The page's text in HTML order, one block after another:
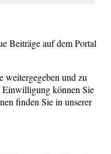
Beiträge auf dem Portal
und zu
Einwilligung können Sie
finden Sie in unserer